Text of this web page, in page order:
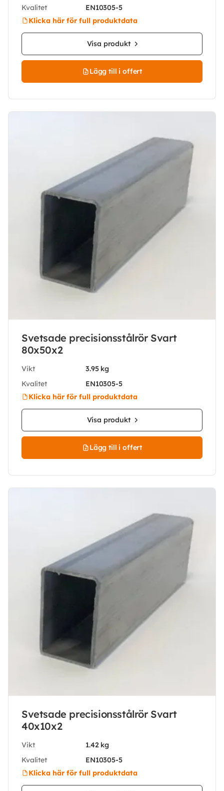
Kvalitet
EN10305-5
Klicka här för full produktdata
Visa produkt
Lägg till i offert
Svetsade precisionsstålrör Svart
80x50x2
Vikt
3.95 kg
Kvalitet
EN10305-5
Klicka här för full produktdata
Visa produkt
Lägg till i offert
Svetsade precisionsstålrör Svart
40x10x2
Vikt
1.42 kg
Kvalitet
EN10305-5
Klicka här för full produktdata